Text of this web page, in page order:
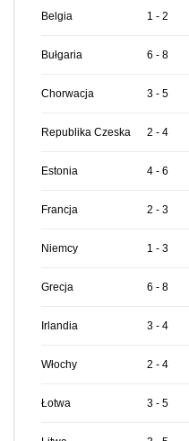
Belgia 1 - 2
Bułgaria 6 - 8
Chorwacja 3 - 5
Republika Czeska 2 - 4
Estonia 4 - 6
Francja 2 - 3
Niemcy 1 - 3
Grecja 6 - 8
Irlandia 3 - 4
Włochy 2 - 4
Łotwa 3 - 5